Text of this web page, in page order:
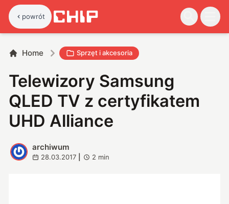
powrót
Home Sprzęt i akcesoria
Telewizory Samsung
QLED TV z certyfikatem
UHD Alliance
A
archiwum
28.03.2017 2 min